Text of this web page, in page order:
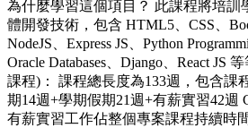
為什麼學習這個項目？ 此課程將培訓
體開發技術，包含 HTML5、CSS、
NodeJS、Express JS、Python
Oracle Databases、Django、React JS
課程)： 課程總長度為133週，包含課
期14週+學期假期21週+有薪實習42週
有薪實習工作佔整個專案課程持續時